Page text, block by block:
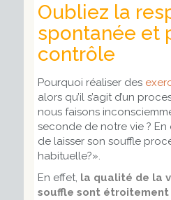
Oubliez la
spontanée et
contrôle
Pourquoi réaliser des
alors qu’il s’agit d’un
nous faisons
seconde de notre vie ? En
de laisser son souffle
habituelle?».
En effet, la qualité de la
souffle sont étroitement